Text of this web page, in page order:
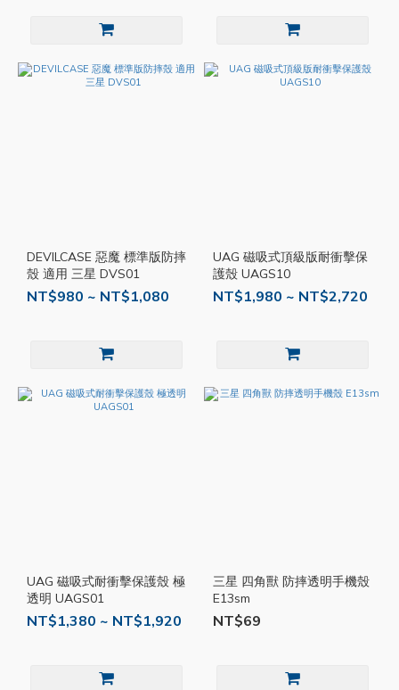
DEVILCASE 惡魔 標準版防摔
殼 適用 三星 DVS01
NT$980 ~ NT$1,080
UAG 磁吸式頂級版耐衝擊保
護殼 UAGS10
NT$1,980 ~ NT$2,720
UAG 磁吸式耐衝擊保護殼 極
透明 UAGS01
NT$1,380 ~ NT$1,920
三星 四角獸 防摔透明手機殼
E13sm
NT$69